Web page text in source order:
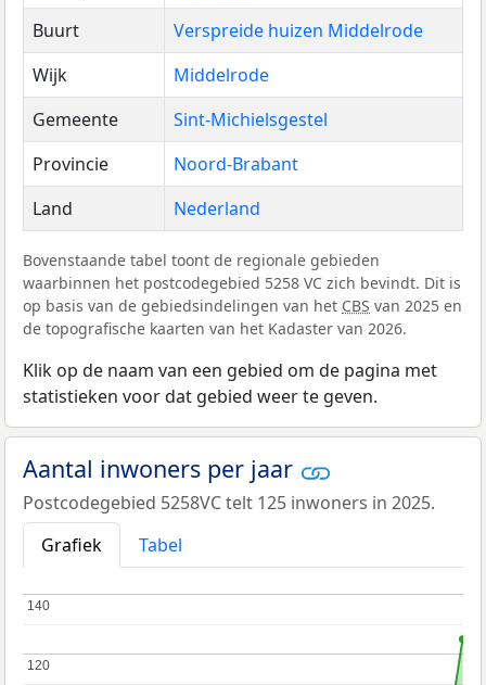
Buurt
Verspreide huizen Middelrode
Wijk
Middelrode
Gemeente
Sint-Michielsgestel
Provincie
Noord-Brabant
Land
Nederland
Bovenstaande tabel toont de regionale gebieden
waarbinnen het postcodegebied 5258 VC zich bevindt. Dit is
op basis van de gebiedsindelingen van het CBS van 2025 en
de topografische kaarten van het Kadaster van 2026.
Klik op de naam van een gebied om de pagina met
statistieken voor dat gebied weer te geven.
Aantal inwoners per jaar
Postcodegebied 5258VC telt 125 inwoners in 2025.
Grafiek
Tabel
120
120
140
140